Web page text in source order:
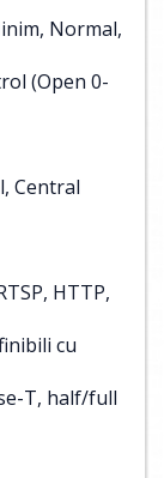
Normal,
(Open 0-
Central
HTTP,
cu
T, half/full